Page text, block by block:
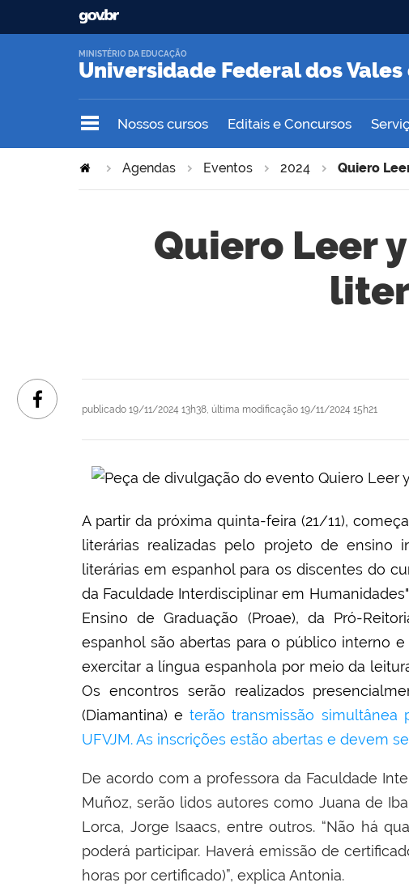
Universidade Federal dos
MINISTÉRIO DA EDUCAÇÃO
Nossos cursos Editais e Concursos
Agendas Eventos 2024 Quiero
Quiero Leer
publicado 19/11/2024 13h38, última modificação 19/11/2024 15h21
A partir da próxima quinta-feira (21/11),
literárias realizadas pelo projeto de ensino
literárias em espanhol para os discentes do
da Faculdade Interdisciplinar em
Ensino de Graduação (Proae), da Pró-
espanhol são abertas para o público interno
exercitar a língua espanhola por meio da
Os encontros serão realizados
(Diamantina) eterão transmissão simultânea
UFVJM.As inscrições estão abertas e devem
De acordo com a professora da Faculdade
Muñoz, serão lidos autores como Juana de
Lorca, Jorge Isaacs, entre outros. “Não há
poderá participar. Haverá emissão de
horas por certificado)”, explica Antonia.